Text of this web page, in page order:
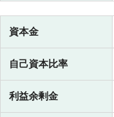
資本金
自己資本比率
利益余剰金